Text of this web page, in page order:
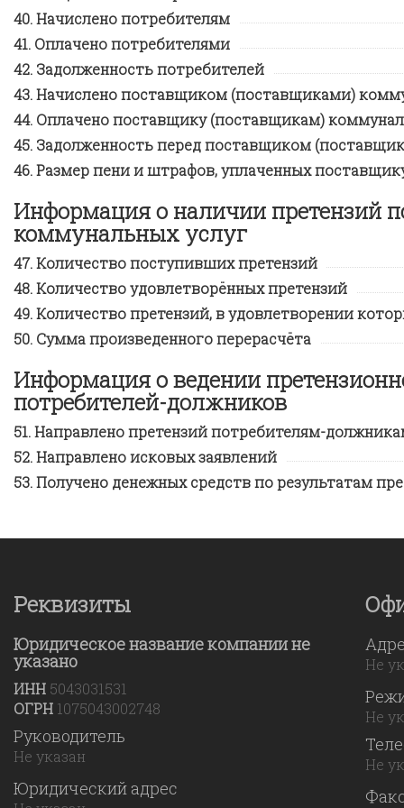
Начислено потребителям
Оплачено потребителями
Задолженность потребителей
Начислено поставщиком (поставщиками)
Оплачено поставщику (поставщикам)
Задолженность перед поставщиком
Размер пени и штрафов, уплаченных
Информация о наличии претензий
коммунальных услуг
Количество поступивших претензий
Количество удовлетворённых претензий
Количество претензий, в удовлетворении
Сумма произведенного перерасчёта
Информация о ведении
потребителей-должников
Направлено претензий потребителям-
Направлено исковых заявлений
Получено денежных средств по результатам
Реквизиты
Юридическое название компании не
указано
ИНН 5043031531
ОГРН 1075043002748
Руководитель
Не указан
Юридический адрес
Не
Не
Не